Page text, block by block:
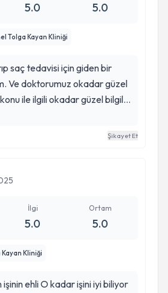
5.0 5.0
Tolga Kayan Kliniği
saç tedavisi için giden bir
Ve doktorumuz okadar güzel
ile ilgili okadar güzel bilgiler
kayboldu. Saç
yaptırdım ilk seansta bile bu
klinik herkese faydalı
Şikayet Et
İlgi
5.0
Ortam
5.0
Kliniği
ehli O kadar işini iyi biliyor